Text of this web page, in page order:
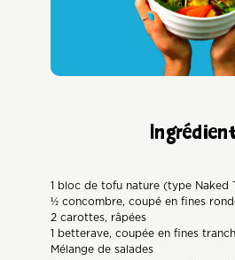
1 bloc de tofu nature (type Naked
½ concombre, coupé en fines
2 carottes, râpées
1 betterave, coupée en fines
Mélange de salades